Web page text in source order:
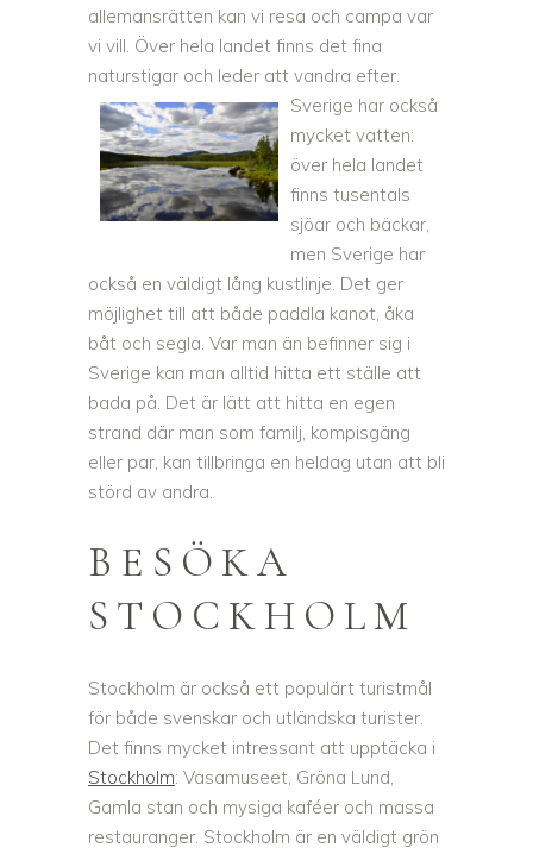
allemansrätten kan vi resa och campa var
vi vill. Över hela landet finns det fina
naturstigar och leder att vandra efter.
Sverige har också
mycket vatten:
över hela landet
finns tusentals
sjöar och bäckar,
men Sverige har
också en väldigt lång kustlinje. Det ger
möjlighet till att både paddla kanot, åka
båt och segla. Var man än befinner sig i
Sverige kan man alltid hitta ett ställe att
bada på. Det är lätt att hitta en egen
strand där man som familj, kompisgäng
eller par, kan tillbringa en heldag utan att bli
störd av andra.
BESÖKA
STOCKHOLM
Stockholm är också ett populärt turistmål
för både svenskar och utländska turister.
Det finns mycket intressant att upptäcka i
Stockholm: Vasamuseet, Gröna Lund,
Gamla stan och mysiga kaféer och massa
restauranger. Stockholm är en väldigt grön